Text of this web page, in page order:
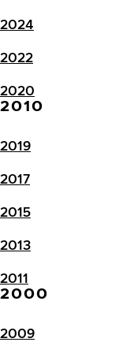
2024
2022
2020
2010
2019
2017
2015
2013
2011
2000
2009